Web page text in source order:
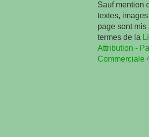
Sauf mention
textes,
page sont
termes de la
Attribution -
Commerciale